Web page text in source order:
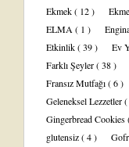
Ekmek( 12 )
ELMA ( 1 )
Etkinlik( 39 ) Ev
Farklı Şeyler( 38 )
Fransız Mutfağı( 6 )
Geleneksel Lezzetler
Gingerbread Cookies
glutensiz( 4 )